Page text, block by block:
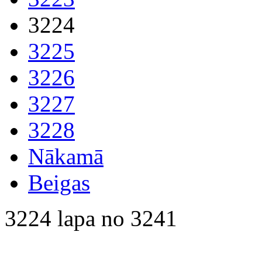
3224
3225
3226
3227
3228
Nākamā
Beigas
3224 lapa no 3241